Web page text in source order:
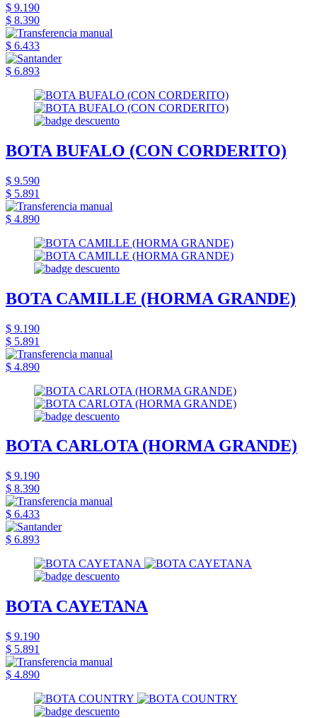
$ 9.190
$ 8.390
$ 6.433
$ 6.893
BOTA BUFALO (CON CORDERITO)
$ 9.590
$ 5.891
$ 4.890
BOTA CAMILLE (HORMA GRANDE)
$ 9.190
$ 5.891
$ 4.890
BOTA CARLOTA (HORMA GRANDE)
$ 9.190
$ 8.390
$ 6.433
$ 6.893
BOTA CAYETANA
$ 9.190
$ 5.891
$ 4.890